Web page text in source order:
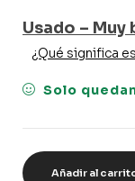
Usado – Muy
¿Qué significa
Solo
Añadir al